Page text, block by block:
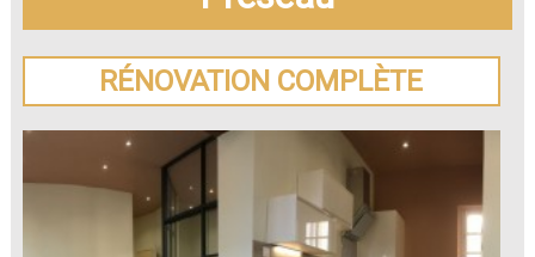
RÉNOVATION COMPLÈTE